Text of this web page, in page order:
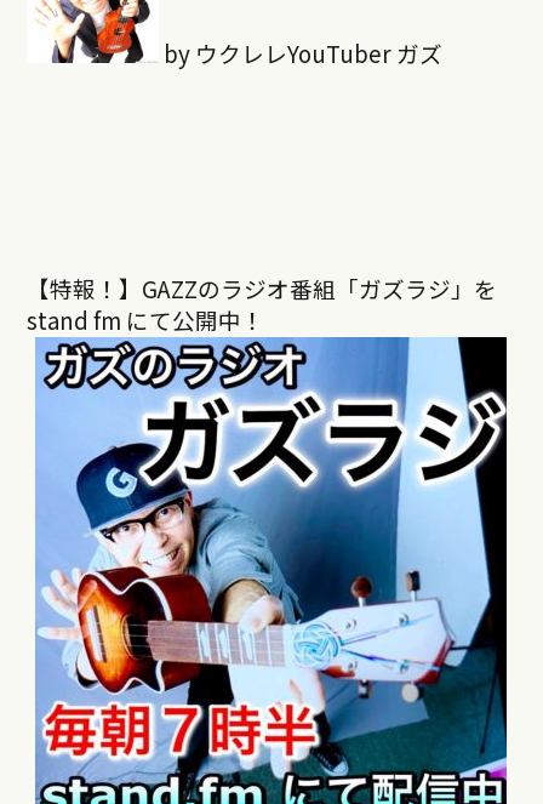
by ウクレレYouTuber ガズ
【特報！】GAZZのラジオ番組「ガズラジ」を
stand fm にて公開中！